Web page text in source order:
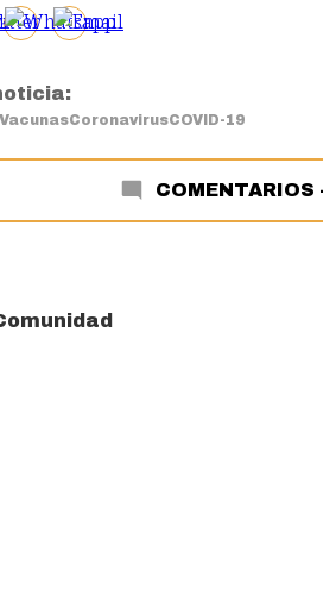
VacunasCoronavirusCOVID-19
COMENTARIOS